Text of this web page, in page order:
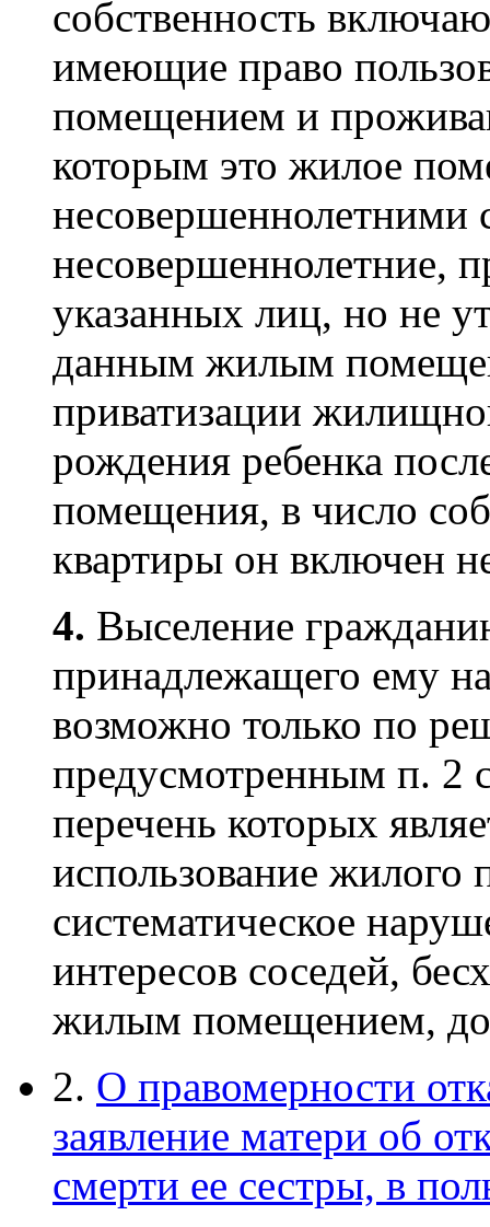
собственность
имеющие право
помещением и
которым это жилое
несовершеннолетними
несовершеннолетние,
указанных лиц, но не
данным жилым
приватизации
рождения ребенка
помещения, в число
квартиры он включен
4. Выселение
принадлежащего ему
возможно только по
предусмотренным п. 2
перечень которых
использование
систематическое
интересов соседей,
жилым помещением,
2. О правомерности
заявление матери об
смерти ее сестры, в